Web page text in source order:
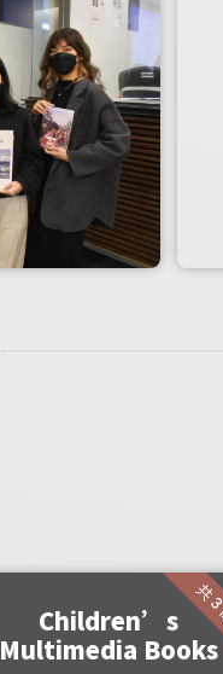
Children’s
Multimedia Books
共